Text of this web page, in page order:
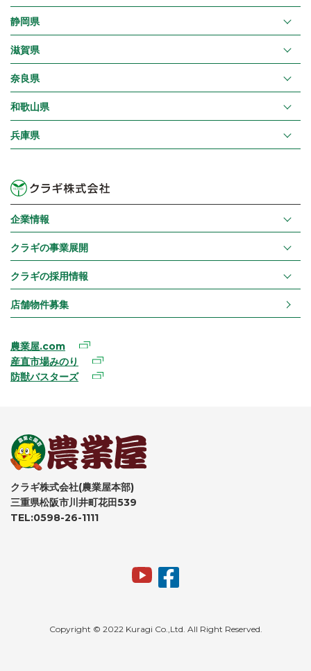
静岡県
滋賀県
奈良県
和歌山県
兵庫県
企業情報
クラギの事業展開
クラギの採用情報
店舗物件募集
農業屋.com
産直市場みのり
防獣バスターズ
クラギ株式会社(農業屋本部)
三重県松阪市川井町花田539
TEL:0598-26-1111
Copyright © 2022 Kuragi Co.,Ltd. All Right Reserved.